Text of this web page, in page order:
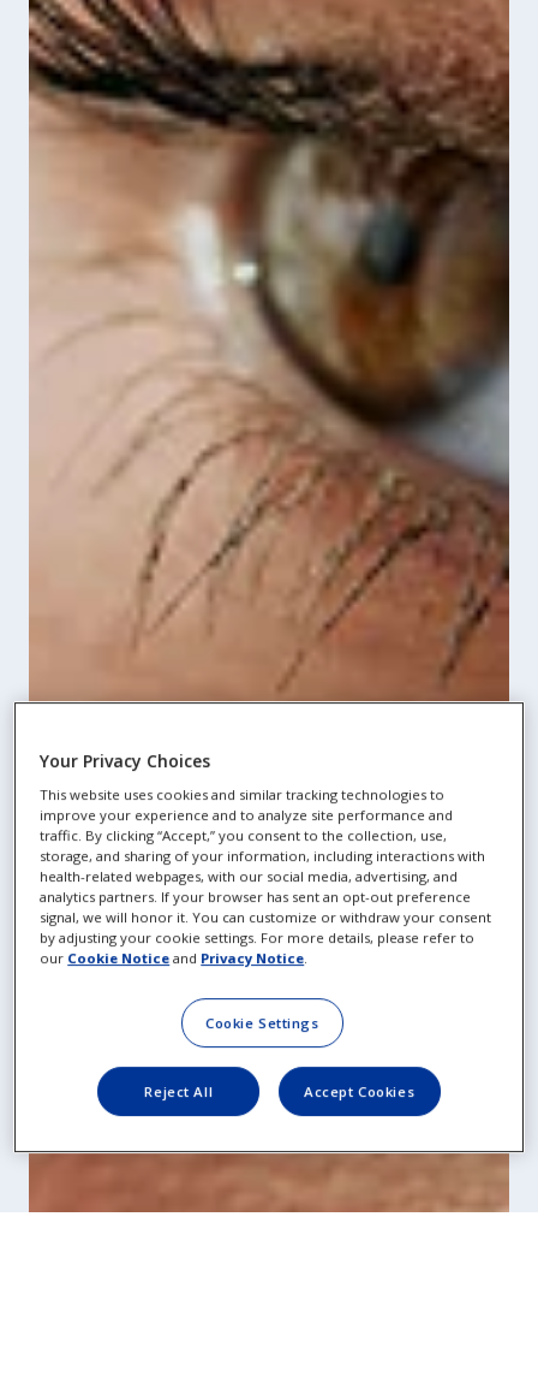
Your Privacy Choices
This website uses cookies and similar tracking technologies to
improve your experience and to analyze site performance and
traffic. By clicking “Accept,” you consent to the collection, use,
storage, and sharing of your information, including interactions with
health-related webpages, with our social media, advertising, and
analytics partners. If your browser has sent an opt-out preference
signal, we will honor it. You can customize or withdraw your consent
by adjusting your cookie settings. For more details, please refer to
our Cookie Notice and Privacy Notice.
Cookie Settings
Reject All Accept Cookies